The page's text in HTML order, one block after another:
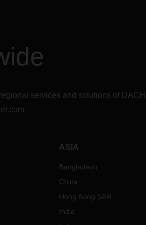
services and solutions of
ASIA
Bangladesh
China
Hong Kong SAR
India